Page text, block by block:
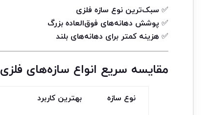
✅ سبک‌ترین نوع سازه فلزی
✅ پوشش دهانه‌های فوق‌العاده بزرگ
✅ هزینه کمتر برای دهانه‌های بلند
مقایسه سریع انواع سازه‌های فلزی
نوع سازه بهترین کاربرد